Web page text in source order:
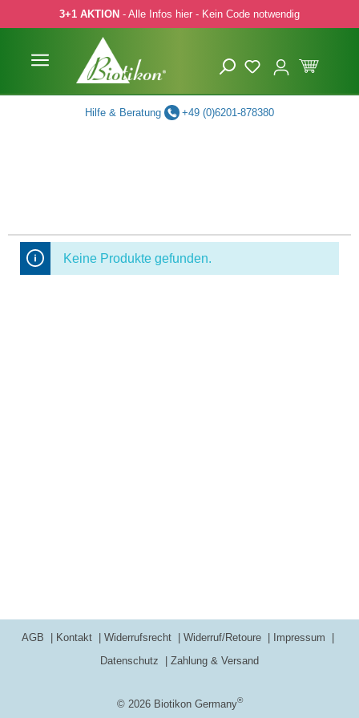
Hauptinhalt springen
Zur Suche springen
Zur Hauptnavigation springen
3+1 AKTION - Alle Infos hier - Kein Code notwendig
Hilfe & Beratung +49 (0)6201-878380
Keine Produkte gefunden.
© 2026 Biotikon Germany®
AGB Kontakt Widerrufsrecht Widerruf/Retoure
Impressum
Datenschutz
Zahlung & Versand